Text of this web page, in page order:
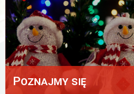
Poznajmy się